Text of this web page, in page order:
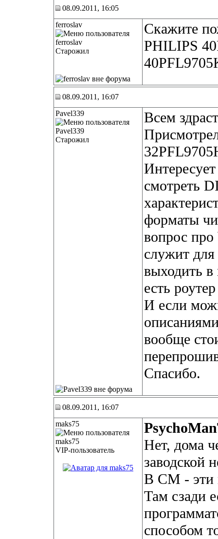
08.09.2011, 16:05
ferroslav
Старожил
Скажите
PHILIPS
08.09.2011, 16:07
Pavel339
Старожил
Всем
смотреть
форматы
вопрос про
служит
выходить
есть
И если
вообще
Спасибо.
08.09.2011, 16:07
maks75
VIP-пользователь
Нет, дома
заводской
В СM - эти
Там сзади
способом